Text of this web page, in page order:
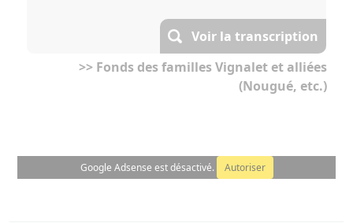
Voir la transcription
>> Fonds des familles Vignalet et alliées
(Nougué, etc.)
Google Adsense est désactivé. Autoriser